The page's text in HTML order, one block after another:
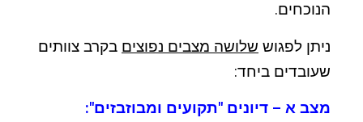
הנוכחים.
ניתן לפגוש שלושה מצבים נפוצים בקרב צוותים
שעובדים ביחד:
מצב א – דיונים "תקועים ומבוזבזים":